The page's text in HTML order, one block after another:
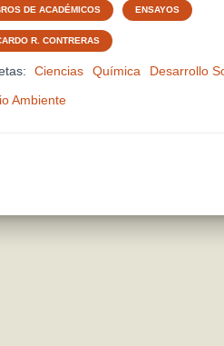
DE ACADÉMICOS ENSAYOS
R. CONTRERAS
Ciencias Química
Desarrollo
Ambiente